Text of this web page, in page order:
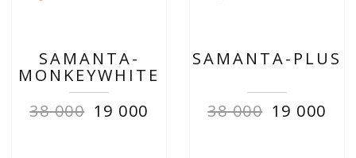
SAMANTA-
MONKEYWHITE
38 000 19 000
SAMANTA-PLUS
38 000 19 000